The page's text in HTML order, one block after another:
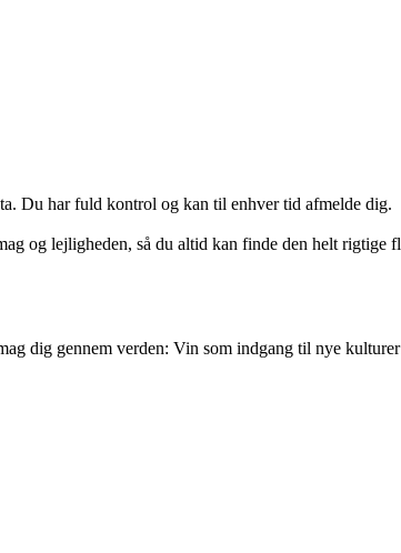
Du har fuld kontrol og kan til enhver tid afmelde dig.
og lejligheden, så du altid kan finde den helt rigtige
dig gennem verden: Vin som indgang til nye kulturer